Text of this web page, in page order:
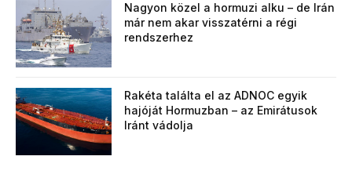
Nagyon közel a hormuzi alku – de Irán
már nem akar visszatérni a régi
rendszerhez
Rakéta találta el az ADNOC egyik
hajóját Hormuzban – az Emirátusok
Iránt vádolja